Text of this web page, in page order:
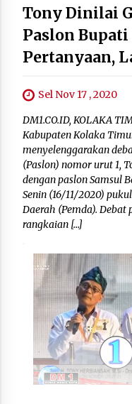
Tony Dinilai
Paslon
Pertanyaan,
Sel Nov 17 , 2020
DM1.CO.ID, KOLAKA
Kabupaten Kolaka
menyelenggarakan
(Paslon) nomor urut 1,
dengan paslon Samsul
Senin (16/11/2020)
Daerah (Pemda).
rangkaian […]